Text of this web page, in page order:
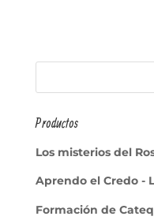
Productos
Los misterios del
Aprendo el Credo -
Formación de